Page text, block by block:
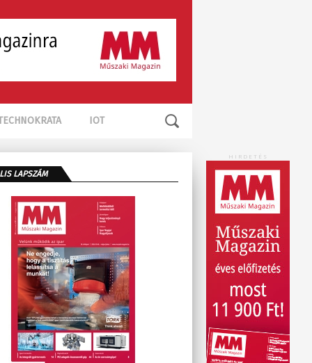
IOT
HIRDETÉS
LAPSZÁM